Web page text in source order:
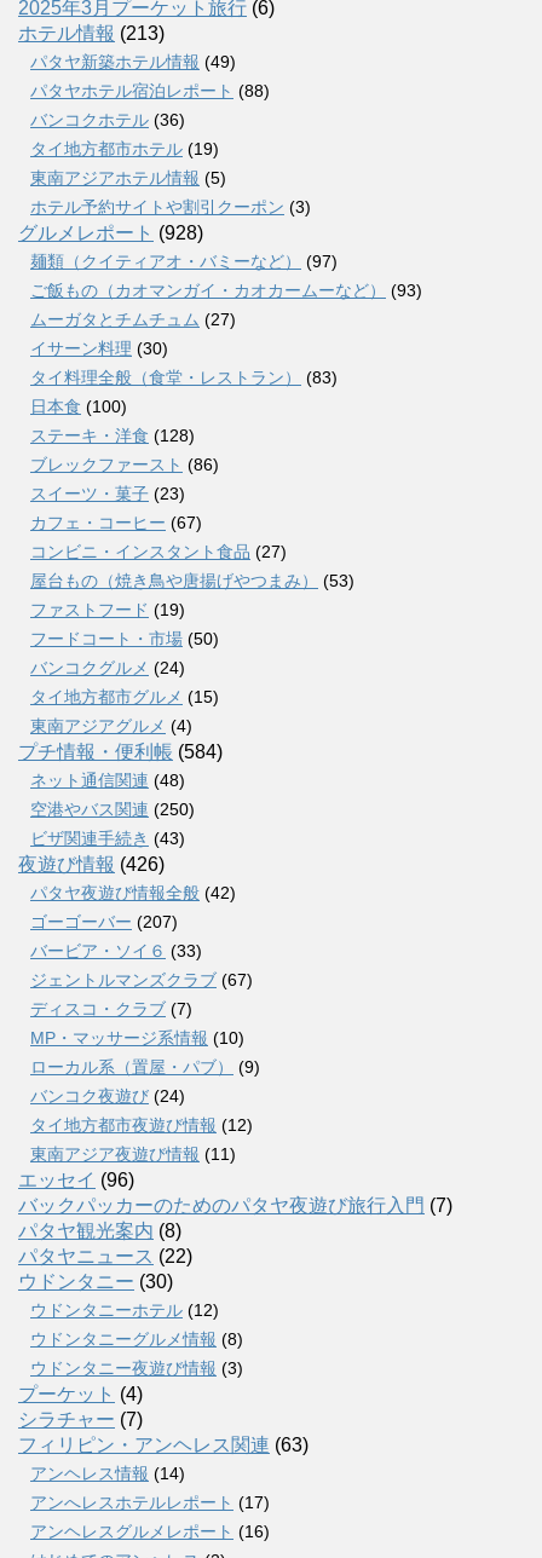
2025年3月プーケット旅行 (6)
ホテル情報 (213)
パタヤ新築ホテル情報 (49)
パタヤホテル宿泊レポート (88)
バンコクホテル (36)
タイ地方都市ホテル (19)
東南アジアホテル情報 (5)
ホテル予約サイトや割引クーポン (3)
グルメレポート (928)
麺類（クイティアオ・バミーなど）
(97)
ご飯もの（カオマンガイ・カオカームーなど）
(93)
ムーガタとチムチュム (27)
イサーン料理 (30)
タイ料理全般（食堂・レストラン）
(83)
日本食 (100)
ステーキ・洋食 (128)
ブレックファースト (86)
スイーツ・菓子 (23)
カフェ・コーヒー (67)
コンビニ・インスタント食品 (27)
屋台もの（焼き鳥や唐揚げやつまみ）
(53)
ファストフード (19)
フードコート・市場 (50)
バンコクグルメ (24)
タイ地方都市グルメ (15)
東南アジアグルメ (4)
プチ情報・便利帳 (584)
ネット通信関連 (48)
空港やバス関連 (250)
ビザ関連手続き (43)
夜遊び情報 (426)
パタヤ夜遊び情報全般 (42)
ゴーゴーバー (207)
バービア・ソイ６ (33)
ジェントルマンズクラブ (67)
ディスコ・クラブ (7)
MP・マッサージ系情報 (10)
ローカル系（置屋・パブ）
(9)
バンコク夜遊び (24)
タイ地方都市夜遊び情報 (12)
東南アジア夜遊び情報 (11)
エッセイ (96)
バックパッカーのためのパタヤ夜遊び旅行入門 (7)
パタヤ観光案内 (8)
パタヤニュース (22)
ウドンタニー (30)
ウドンタニーホテル (12)
ウドンタニーグルメ情報 (8)
ウドンタニー夜遊び情報 (3)
プーケット (4)
シラチャー (7)
フィリピン・アンヘレス関連 (63)
アンヘレス情報 (14)
アンへレスホテルレポート (17)
アンヘレスグルメレポート (16)